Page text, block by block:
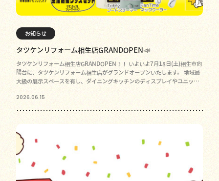
お知らせ
タツケンリフォーム相生店GRANDOPEN📣
タツケンリフォーム相生店GRANDOPEN！！ いよいよ7月18日(土)相生市向
陽台に、タツケンリフォーム相生店がグランドオープンいたします。 地域最
大級の展示スペースを有し、ダイニングキッチンのディスプレイやユニット
2026.06.15